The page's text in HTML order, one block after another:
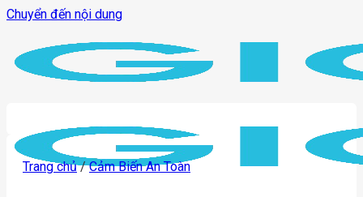
Chuyển đến nội dung
Trang chủ / Cảm Biến An Toàn